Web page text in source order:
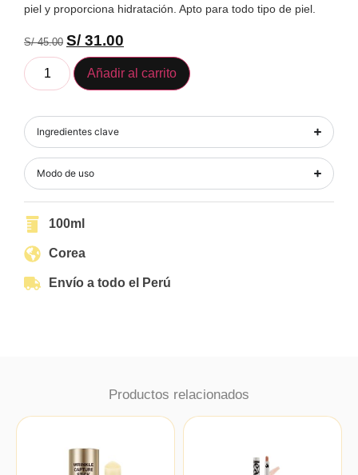
piel y proporciona hidratación. Apto para todo tipo de piel.
S/45.00 S/ 31.00
Añadir al carrito
Ingredientes clave
Modo de uso
100ml
Corea
Envío a todo el Perú
Productos relacionados